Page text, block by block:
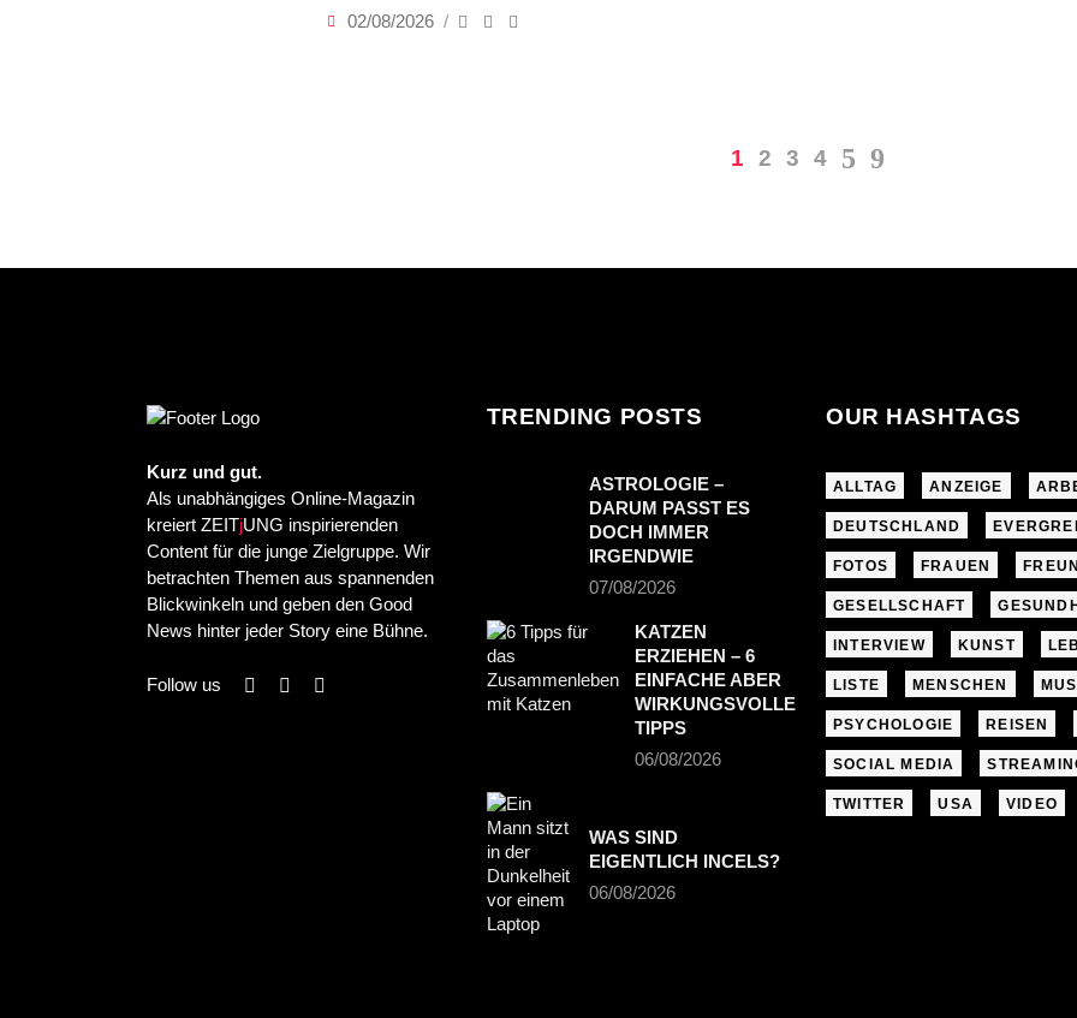
02/08/2026
1 2 3 4
Kurz und gut.
Als unabhängiges Online-Magazin
kreiert ZEITjUNG inspirierenden
Content für die junge Zielgruppe. Wir
betrachten Themen aus spannenden
Blickwinkeln und geben den Good
News hinter jeder Story eine Bühne.
Follow us
TRENDING POSTS
ASTROLOGIE –
DARUM PASST ES
DOCH IMMER
IRGENDWIE
07/08/2026
KATZEN
ERZIEHEN – 6
EINFACHE ABER
WIRKUNGSVOLLE
TIPPS
06/08/2026
WAS SIND
EIGENTLICH INCELS?
06/08/2026
OUR HASHTAGS
ALLTAG ANZEIGE
DEUTSCHLAND
FOTOS FRAUEN
GESELLSCHAFT
INTERVIEW KUNST
LISTE MENSCHEN
PSYCHOLOGIE REISEN
SOCIAL MEDIA
TWITTER USA VIDEO